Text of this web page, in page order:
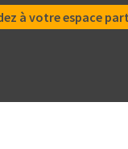
à votre espace